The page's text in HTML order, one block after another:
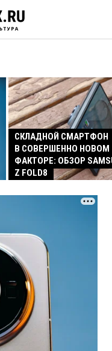
СКЛАДНОЙ СМАРТФОН
В СОВЕРШЕННО
ФАКТОРЕ: ОБЗОР
Z FOLD8